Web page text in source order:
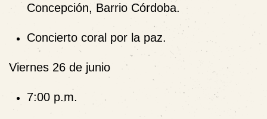
Concepción, Barrio Córdoba.
Concierto coral por la paz.
Viernes 26 de junio
7:00 p.m.